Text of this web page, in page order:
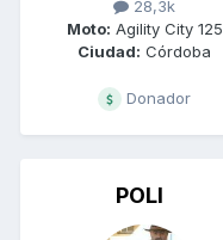
28,3k
Moto: Agility City 125
Ciudad: Córdoba
Donador
POLI